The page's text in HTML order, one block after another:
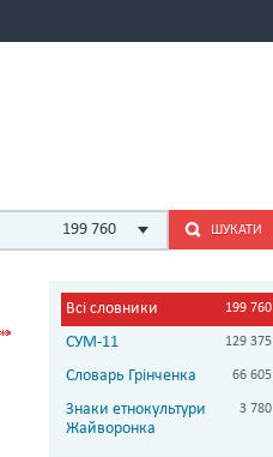
199 760 ШУКАТИ
Всі словники 199 760
СУМ-11 129 375
Словарь Грінченка 66 605
Знаки етнокультури
Жайворонка
3 780